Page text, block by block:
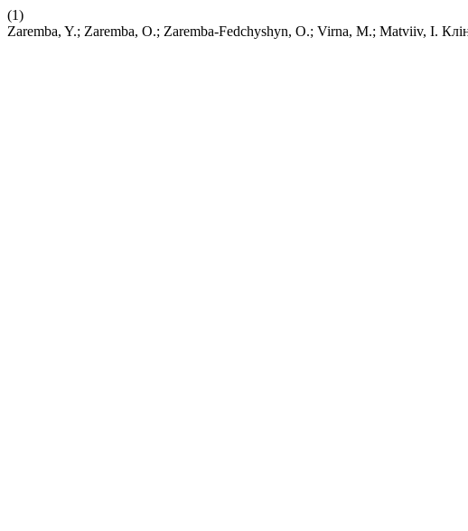
(1)
Zaremba, Y.; Zaremba, O.; Zaremba-Fedchyshyn, O.; Virna, M.; Matviiv, I.